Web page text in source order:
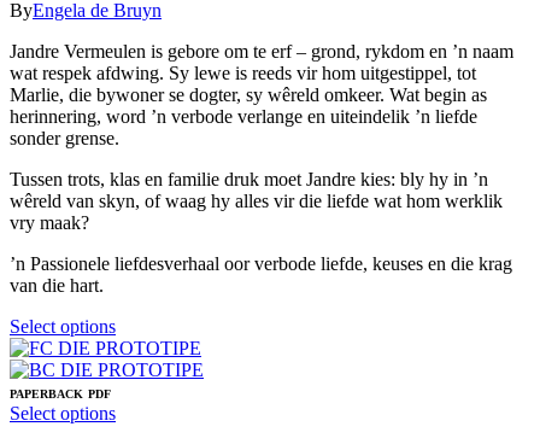
on
the
product
page
options
may
be
chosen
on
page
range:
through
R179.00
ByEngela de Bruyn
Jandre Vermeulen is gebore om te erf – grond, rykdom en ’n naam
wat respek afdwing. Sy lewe is reeds vir hom uitgestippel, tot
Marlie, die bywoner se dogter, sy wêreld omkeer. Wat begin as
herinnering, word ’n verbode verlange en uiteindelik ’n liefde
sonder grense.
Tussen trots, klas en familie druk moet Jandre kies: bly hy in ’n
wêreld van skyn, of waag hy alles vir die liefde wat hom werklik
vry maak?
’n Passionele liefdesverhaal oor verbode liefde, keuses en die krag
van die hart.
Select optionsThis
product
has
variants.
PAPERBACK PDF
Select optionsThis